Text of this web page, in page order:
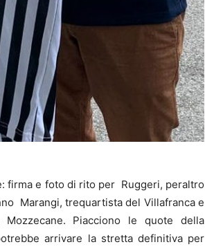
firma e foto di rito per Ruggeri, peraltro
Marangi, trequartista del Villafranca e
Piacciono le quote della
arrivare la stretta definitiva per